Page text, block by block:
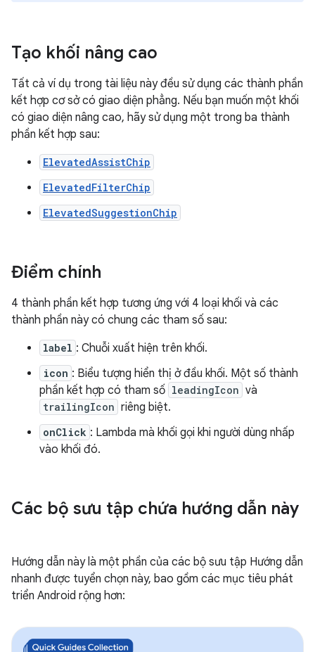
Tạo khối nâng cao
Tất cả ví dụ trong tài liệu này đều sử dụng các thành phần
kết hợp cơ sở có giao diện phẳng. Nếu bạn muốn một khối
có giao diện nâng cao, hãy sử dụng một trong ba thành
phần kết hợp sau:
ElevatedAssistChip
ElevatedFilterChip
ElevatedSuggestionChip
Điểm chính
4 thành phần kết hợp tương ứng với 4 loại khối và các
thành phần này có chung các tham số sau:
label : Chuỗi xuất hiện trên khối.
icon : Biểu tượng hiển thị ở đầu khối. Một số thành
phần kết hợp có tham số leadingIcon và
trailingIcon riêng biệt.
onClick : Lambda mà khối gọi khi người dùng nhấp
vào khối đó.
Các bộ sưu tập chứa hướng dẫn này
Hướng dẫn này là một phần của các bộ sưu tập Hướng dẫn
nhanh được tuyển chọn này, bao gồm các mục tiêu phát
triển Android rộng hơn: